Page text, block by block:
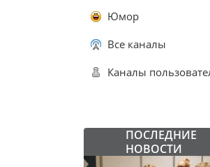
Юмор
Все каналы
Каналы
ПОСЛЕДНИЕ
НОВОСТИ